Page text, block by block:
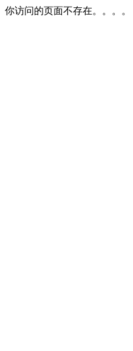
你访问的页面不存在。。。。